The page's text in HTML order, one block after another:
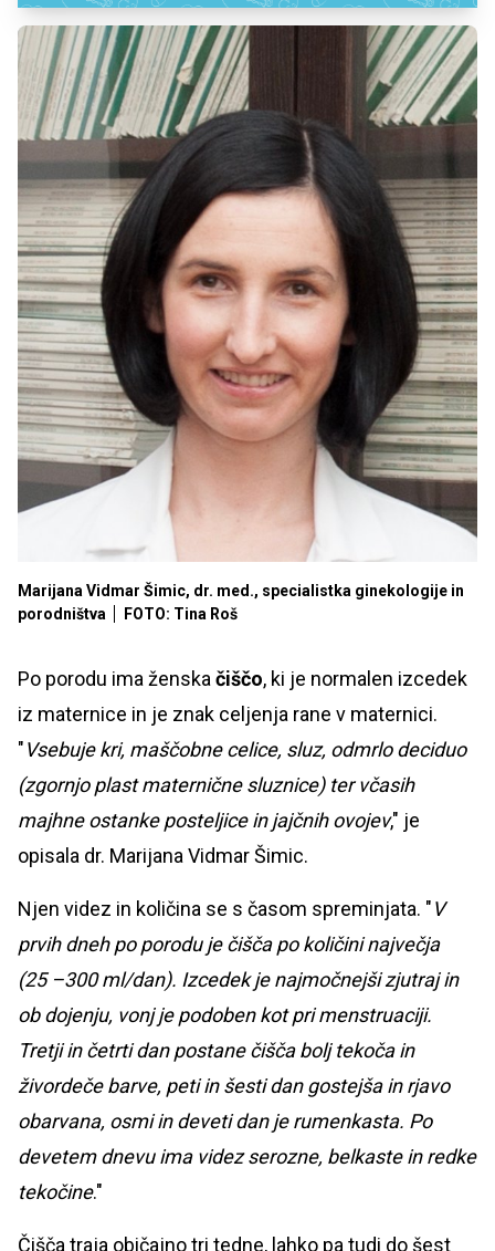
Marijana Vidmar Šimic, dr. med., specialistka ginekologije in
porodništva
FOTO: Tina Roš
Po porodu ima ženskačiščo, ki je normalen izcedek
iz maternice in je znak celjenja rane v maternici.
"Vsebuje kri, maščobne celice, sluz, odmrlo deciduo
(zgornjo plast maternične sluznice) ter včasih
majhne ostanke posteljice in jajčnih ovojev," je
opisala dr. Marijana Vidmar Šimic.
Njen videz in količina se s časom spreminjata. "V
prvih dneh po porodu je čišča po količini največja
(25 –300 ml/dan). Izcedek je najmočnejši zjutraj in
ob dojenju, vonj je podoben kot pri menstruaciji.
Tretji in četrti dan postane čišča bolj tekoča in
živordeče barve, peti in šesti dan gostejša in rjavo
obarvana, osmi in deveti dan je rumenkasta. Po
devetem dnevu ima videz serozne, belkaste in redke
tekočine."
Čišča traja običajno tri tedne, lahko pa tudi do šest